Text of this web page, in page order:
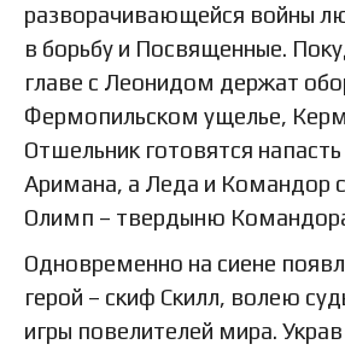
разворачивающейся войны
в борьбу и Посвященные.
главе с Леонидом держат
Фермопильском ущелье,
Отшельник готовятся
Аримана, а Леда и Командор
Олимп – твердыню
Одновременно на сиене
герой – скиф Скилл, волею
игры повелителей мира.